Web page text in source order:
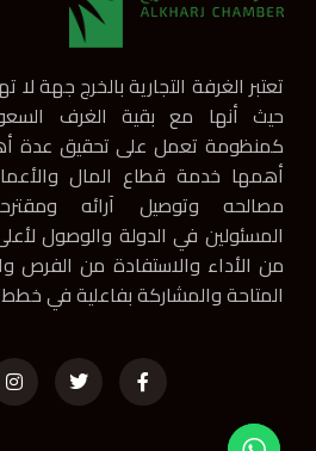
تعتبر الغرفة التجارية بالخرج جهة لا
حيث أنها مع بقية الغرف
كمنظومة تعمل على تحقيق عدة
أهمها خدمة قطاع المال
مصالحه وتوصيل آرائه
المسئولين في الدولة والوصول
من الأداء والاستفادة من الفرص
المتاحة والمشاركة بفاعلية في خطط